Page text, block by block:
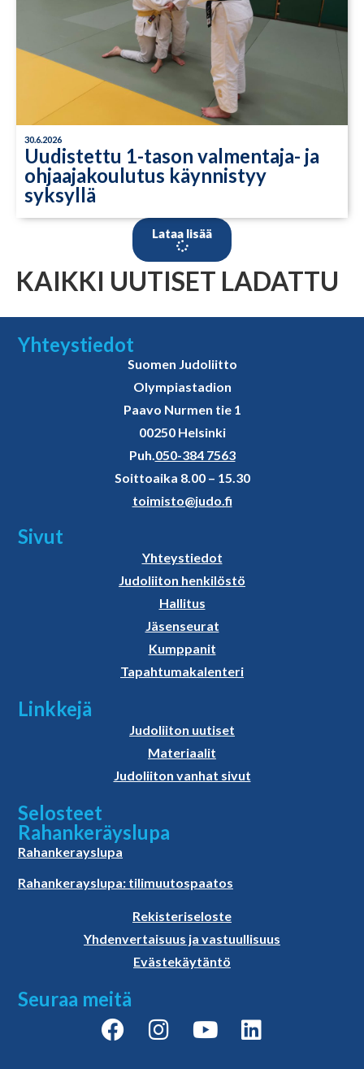
30.6.2026
Uudistettu 1-tason valmentaja- ja
ohjaajakoulutus käynnistyy
syksyllä
Lataa lisää
KAIKKI UUTISET LADATTU
Yhteystiedot
Suomen Judoliitto
Olympiastadion
Paavo Nurmen tie 1
00250 Helsinki
Puh.050-384 7563
Soittoaika 8.00 – 15.30
toimisto@judo.fi
Sivut
Yhteystiedot
Judoliiton henkilöstö
Hallitus
Jäsenseurat
Kumppanit
Tapahtumakalenteri
Linkkejä
Judoliiton uutiset
Materiaalit
Judoliiton vanhat sivut
Selosteet
Rahankeräyslupa
Rahankerayslupa
Rahankerayslupa: tilimuutospaatos
Rekisteriseloste
Yhdenvertaisuus ja vastuullisuus
Evästekäytäntö
Seuraa meitä